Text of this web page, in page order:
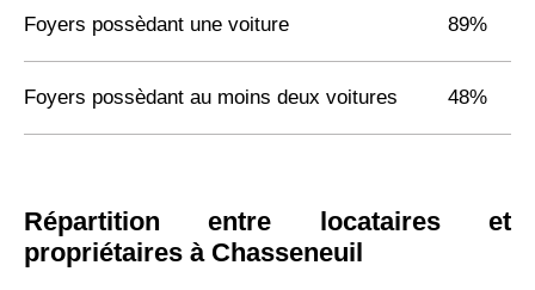
Foyers possèdant une voiture 89%
Foyers possèdant au moins deux voitures 48%
Répartition entre locataires et
propriétaires à Chasseneuil